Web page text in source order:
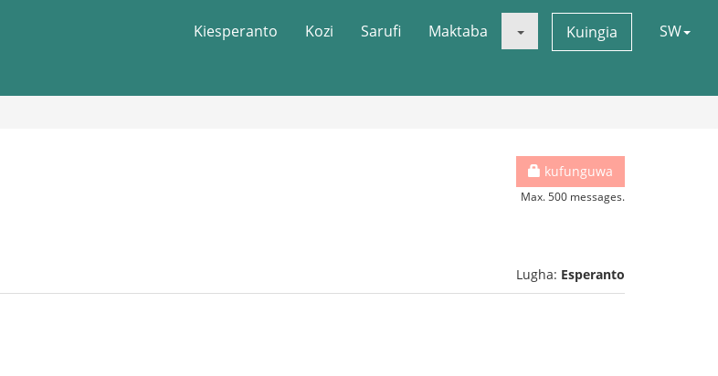
Kiesperanto Kozi Sarufi Maktaba Kuingia SW
kufunguwa
Max. 500 messages.
Lugha: Esperanto